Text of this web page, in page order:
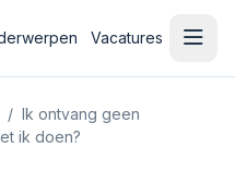
Vacatures
/ Ik ontvang geen
ik doen?